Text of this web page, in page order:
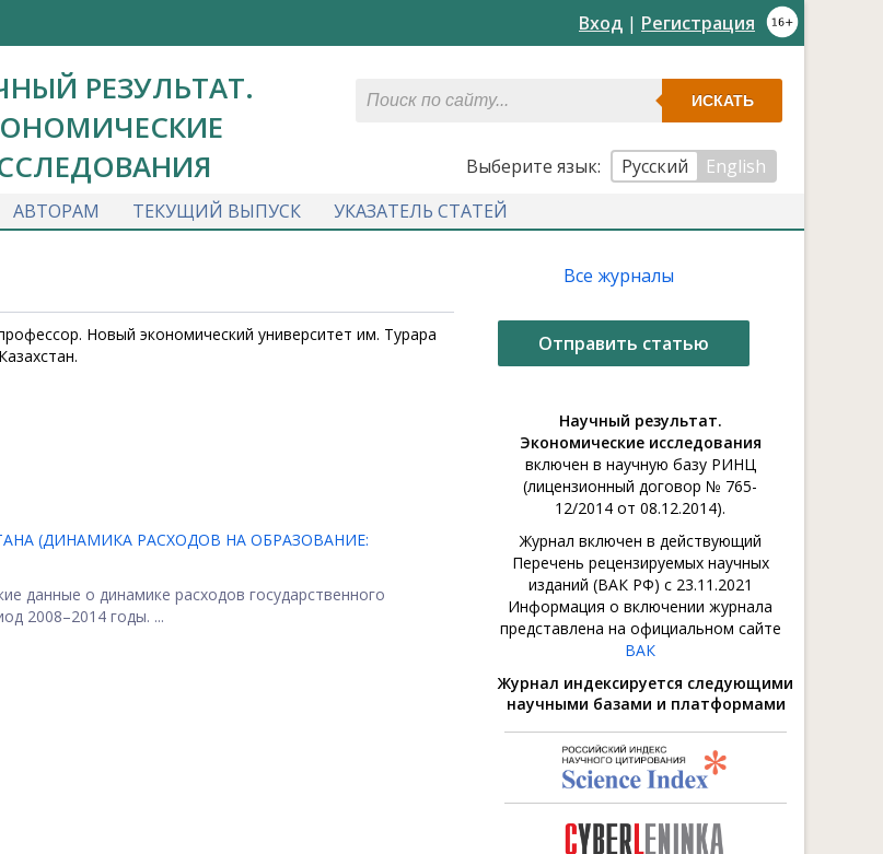
Вход | Регистрация
РЕЗУЛЬТАТ.
ИСКАТЬ
Выберите язык: Русский
English
АВТОРАМ ТЕКУЩИЙ ВЫПУСК УКАЗАТЕЛЬ СТАТЕЙ
Новый экономический университет им. Турара
(ДИНАМИКА РАСХОДОВ НА ОБРАЗОВАНИЕ:
данные о динамике расходов государственного
2008–2014 годы. ...
Все журналы
Отправить статью
Научный результат.
Экономические исследования
включен в научную базу РИНЦ
(лицензионный договор № 765-
12/2014 от 08.12.2014).
Журнал включен в действующий
Перечень рецензируемых научных
изданий (ВАК РФ) с 23.11.2021
Информация о включении журнала
представлена на официальном сайте
ВАК
Журнал индексируется следующими
научными базами и платформами